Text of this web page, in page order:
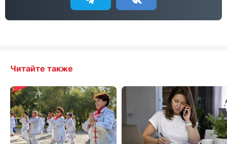
Читайте также